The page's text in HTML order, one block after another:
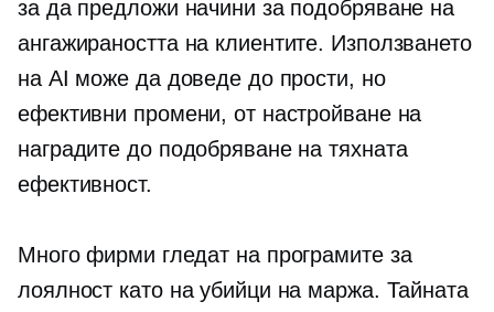
за да предложи начини за подобряване на
ангажираността на клиентите. Използването
на AI може да доведе до прости, но
ефективни промени, от настройване на
наградите до подобряване на тяхната
ефективност.
Много фирми гледат на програмите за
лоялност като на убийци на маржа. Тайната